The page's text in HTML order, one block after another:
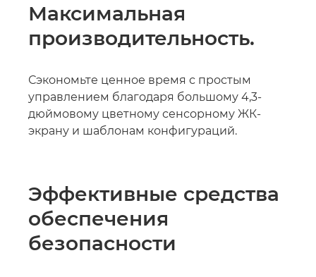
Максимальная
производительность.
Сэкономьте ценное время с простым
управлением благодаря большому 4,3-
дюймовому цветному сенсорному ЖК-
экрану и шаблонам конфигураций.
Эффективные средства
обеспечения
безопасности